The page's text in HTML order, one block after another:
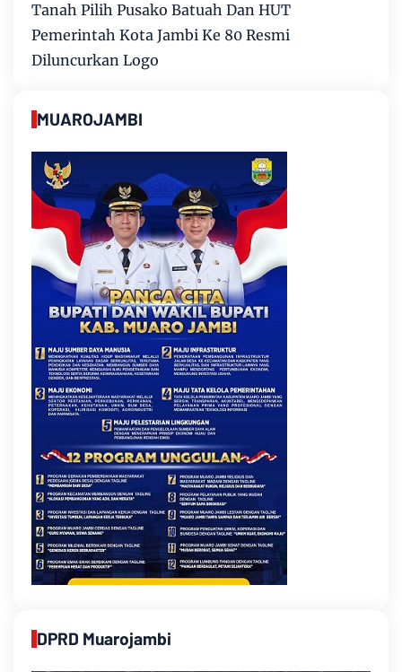
Tanah Pilih Pusako Batuah Dan HUT
Pemerintah Kota Jambi Ke 80 Resmi
Diluncurkan Logo
MUAROJAMBI
DPRD Muarojambi